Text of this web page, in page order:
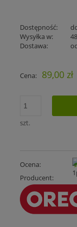
Dostępność:
Wysyłka w:
Dostawa:
Cena nie
Cena: 89,00 zł
szt.
Ocena:
Producent: